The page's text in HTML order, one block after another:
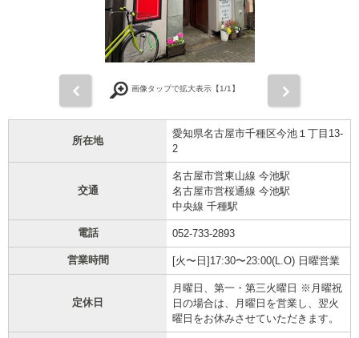
画像タップで拡大表示【1/1】
所在地
愛知県名古屋市千種区今池１丁目13-
2
交通
名古屋市営東山線 今池駅
名古屋市営桜通線 今池駅
中央線 千種駅
電話 052-733-2893
営業時間 [火〜日]17:30〜23:00(L.O) 日曜営業
定休日
月曜日、第一・第三火曜日 ※月曜祝
日の場合は、月曜日を営業し、翌火
曜日をお休みさせていただきます。